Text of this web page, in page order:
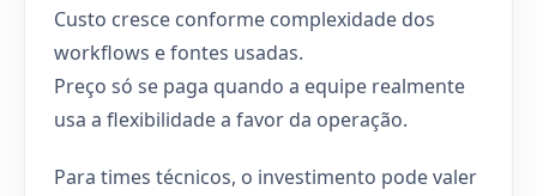
Custo cresce conforme complexidade dos
workflows e fontes usadas.
Preço só se paga quando a equipe realmente
usa a flexibilidade a favor da operação.
Para times técnicos, o investimento pode valer